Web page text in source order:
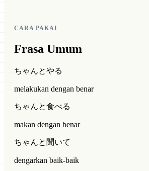
CARA PAKAI
Frasa Umum
ちゃんとやる
melakukan dengan benar
ちゃんと食べる
makan dengan benar
ちゃんと聞いて
dengarkan baik-baik